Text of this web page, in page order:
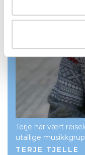
Terje har vært
utallige
TERJE TJELLE